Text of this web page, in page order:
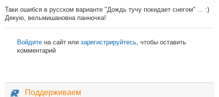
Таки ошибся в русском варианте "Дождь тучу покидает снегом" ... :)
Декую, вельмишановна панночка!
Войдите на сайт или зарегистрируйтесь, чтобы оставить
комментарий
Поддерживаем